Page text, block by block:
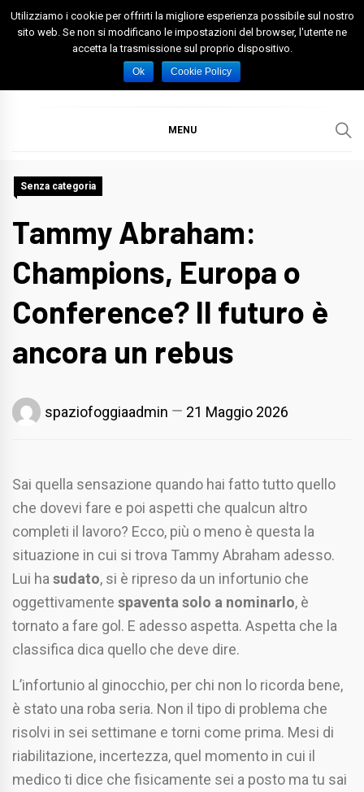
Skip
Spazio Foggia
Foggia News Calcio Eventi e Attività nella Capitanata
MENU
Senza categoria
Tammy Abraham:
Champions, Europa o
Conference? Il futuro è
ancora un rebus
spaziofoggiaadmin 21 Maggio 2026
Sai quella sensazione quando hai fatto tutto quello
che dovevi fare e poi aspetti che qualcun altro
completi il lavoro? Ecco, più o meno è questa la
situazione in cui si trova Tammy Abraham adesso.
Lui hasudato, si è ripreso da un infortunio che
oggettivamente spaventa solo a nominarlo, è
tornato a fare gol. E adesso aspetta. Aspetta che la
classifica dica quello che deve dire.
L’infortunio al ginocchio, per chi non lo ricorda bene,
è stato una roba seria. Non il tipo di problema che
risolvi in sei settimane e torni come prima. Mesi di
riabilitazione, incertezza, quel momento in cui il
medico ti dice che fisicamente sei a posto ma tu sai
Utilizziamo i cookie per offrirti la migliore esperienza possibile sul nostro
sito web. Se non si modificano le impostazioni del browser, l'utente ne
accetta la trasmissione sul proprio dispositivo.
Ok Cookie Policy